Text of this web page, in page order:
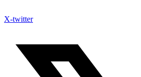
X-twitter